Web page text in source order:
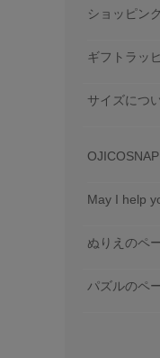
ショッピン
ギフトラッ
サイズにつ
OJICOSNAP
May I help
ぬりえのペ
パズルのペ